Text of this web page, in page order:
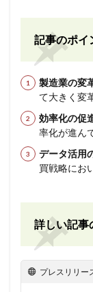
記事のポイ
製造業の変
て大きく変
効率化の促
率化が進ん
データ活用
買戦略にお
詳しい記事
プレスリリー